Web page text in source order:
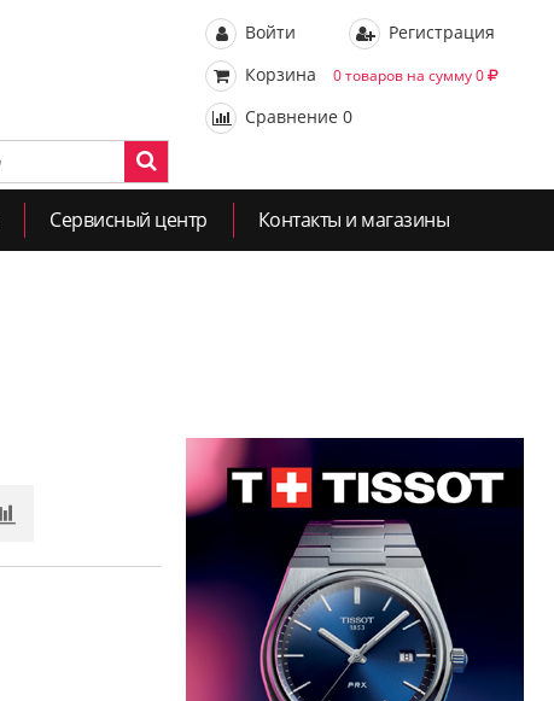
Войти
Регистрация
Корзина
0 товаров на сумму 0
Сравнение 0
Сервисный центр Контакты и магазины